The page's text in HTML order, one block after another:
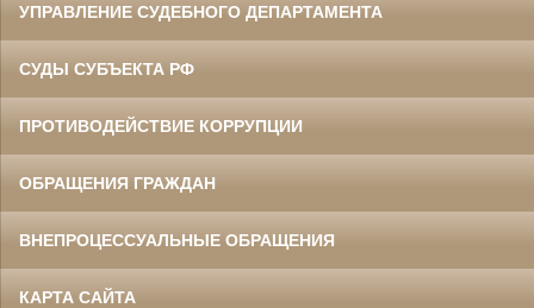
УПРАВЛЕНИЕ СУДЕБНОГО ДЕПАРТАМЕНТА
СУДЫ СУБЪЕКТА РФ
ПРОТИВОДЕЙСТВИЕ КОРРУПЦИИ
ОБРАЩЕНИЯ ГРАЖДАН
ВНЕПРОЦЕССУАЛЬНЫЕ ОБРАЩЕНИЯ
КАРТА САЙТА